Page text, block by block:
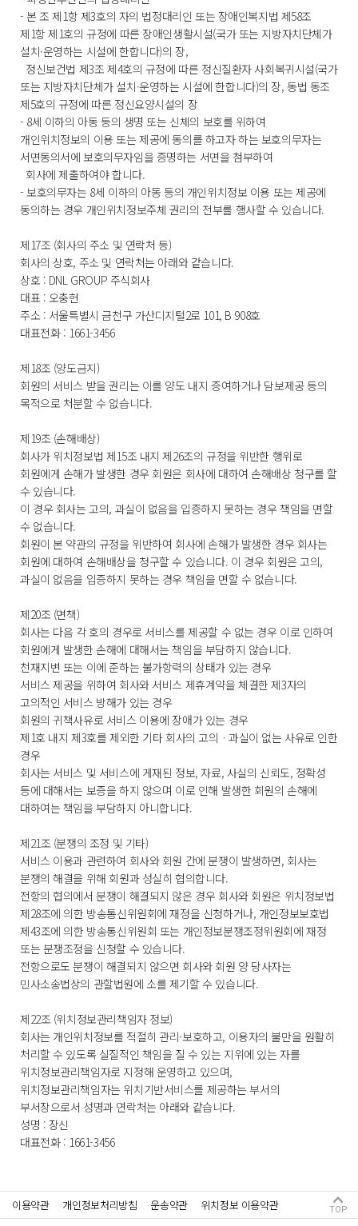
- 본 조 제1항 제3호의 자의 법정대리인 또는 장애인복지법 제58조
제1항 제1호의 규정에 따른 장애인생활시설(국가 또는 지방자치단체가
설치·운영하는 시설에 한합니다)의 장,
정신보건법 제3조 제4호의 규정에 따른 정신질환자 사회복귀시설(국가
또는 지방자치단체가 설치·운영하는 시설에 한합니다)의 장, 동법 동조
제5호의 규정에 따른 정신요양시설의 장
- 8세 이하의 아동 등의 생명 또는 신체의 보호를 위하여
개인위치정보의 이용 또는 제공에 동의를 하고자 하는 보호의무자는
서면동의서에 보호의무자임을 증명하는 서면을 첨부하여
회사에 제출하여야 합니다.
- 보호의무자는 8세 이하의 아동 등의 개인위치정보 이용 또는 제공에
동의하는 경우 개인위치정보주체 권리의 전부를 행사할 수 있습니다.
제17조 (회사의 주소 및 연락처 등)
회사의 상호, 주소 및 연락처는 아래와 같습니다.
상호 : DNL GROUP 주식회사
대표 : 오충헌
주소 : 서울특별시 금천구 가산디지털2로 101, B 908호
대표전화 : 1661-3456
제18조 (양도금지)
회원의 서비스 받을 권리는 이를 양도 내지 증여하거나 담보제공 등의
목적으로 처분할 수 없습니다.
제19조 (손해배상)
회사가 위치정보법 제15조 내지 제26조의 규정을 위반한 행위로
회원에게 손해가 발생한 경우 회원은 회사에 대하여 손해배상 청구를 할
수 있습니다.
이 경우 회사는 고의, 과실이 없음을 입증하지 못하는 경우 책임을 면할
수 없습니다.
회원이 본 약관의 규정을 위반하여 회사에 손해가 발생한 경우 회사는
회원에 대하여 손해배상을 청구할 수 있습니다. 이 경우 회원은 고의,
과실이 없음을 입증하지 못하는 경우 책임을 면할 수 없습니다.
제20조 (면책)
회사는 다음 각 호의 경우로 서비스를 제공할 수 없는 경우 이로 인하여
회원에게 발생한 손해에 대해서는 책임을 부담하지 않습니다.
천재지변 또는 이에 준하는 불가항력의 상태가 있는 경우
서비스 제공을 위하여 회사와 서비스 제휴계약을 체결한 제3자의
고의적인 서비스 방해가 있는 경우
회원의 귀책사유로 서비스 이용에 장애가 있는 경우
제1호 내지 제3호를 제외한 기타 회사의 고의ㆍ과실이 없는 사유로 인한
경우
회사는 서비스 및 서비스에 게재된 정보, 자료, 사실의 신뢰도, 정확성
등에 대해서는 보증을 하지 않으며 이로 인해 발생한 회원의 손해에
대하여는 책임을 부담하지 아니합니다.
제21조 (분쟁의 조정 및 기타)
서비스 이용과 관련하여 회사와 회원 간에 분쟁이 발생하면, 회사는
분쟁의 해결을 위해 회원과 성실히 협의합니다.
전항의 협의에서 분쟁이 해결되지 않은 경우 회사와 회원은 위치정보법
제28조에 의한 방송통신위원회에 재정을 신청하거나, 개인정보보호법
제43조에 의한 방송통신위원회 또는 개인정보분쟁조정위원회에 재정
또는 분쟁조정을 신청할 수 있습니다.
전항으로도 분쟁이 해결되지 않으면 회사와 회원 양 당사자는
민사소송법상의 관할법원에 소를 제기할 수 있습니다.
제22조 (위치정보관리책임자 정보)
회사는 개인위치정보를 적절히 관리·보호하고, 이용자의 불만을 원활히
처리할 수 있도록 실질적인 책임을 질 수 있는 지위에 있는 자를
위치정보관리책임자로 지정해 운영하고 있으며,
위치정보관리책임자는 위치기반서비스를 제공하는 부서의
부서장으로서 성명과 연락처는 아래와 같습니다.
성명 : 장신
대표전화 : 1661-3456​
이용약관 개인정보처리방침 운송약관 위치정보 이용약관 TOP